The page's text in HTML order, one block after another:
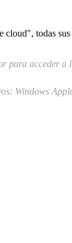
todas
para acceder a
Windows